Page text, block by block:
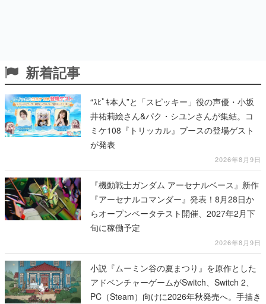
新着記事
“ｽﾋﾟｷ本人”と「スピッキー」役の声優・小坂
井祐莉絵さん&パク・シユンさんが集結。コ
ミケ108『トリッカル』ブースの登場ゲスト
が発表
2026年8月9日
『機動戦士ガンダム アーセナルベース』新作
『アーセナルコマンダー』発表！8月28日か
らオープンベータテスト開催、2027年2月下
旬に稼働予定
2026年8月9日
小説『ムーミン谷の夏まつり』を原作とした
アドベンチャーゲームがSwitch、Switch 2、
PC（Steam）向けに2026年秋発売へ。手描き